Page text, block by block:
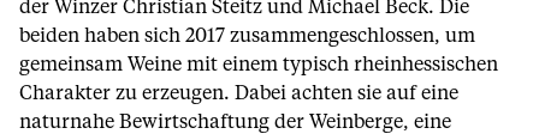
der Winzer Christian Steitz und Michael Beck. Die
beiden haben sich 2017 zusammengeschlossen, um
gemeinsam Weine mit einem typisch rheinhessischen
Charakter zu erzeugen. Dabei achten sie auf eine
naturnahe Bewirtschaftung der Weinberge, eine